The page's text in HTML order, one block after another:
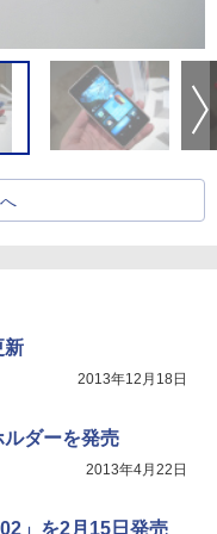
新
2013年12月18日
ダーを発売
2013年4月22日
」を2月15日発売